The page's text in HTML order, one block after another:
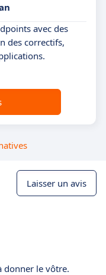
avec des
des correctifs,
Laisser un avis
donner le vôtre.